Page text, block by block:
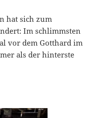
hat sich zum
Im schlimmsten
vor dem Gotthard im
als der hinterste